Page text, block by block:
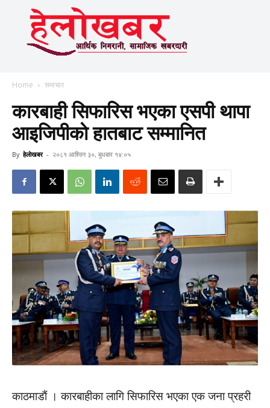
Home समाचार
कारबाही सिफारिस भएका एसपी थापा
आइजिपीकाे हातबाट सम्मानित
By हेलाेखबर - २०८१ आश्विन ३०, बुधबार १४:०५
काठमाडाैं । कारबाहीका लागि सिफारिस भएका एक जना प्रहरी